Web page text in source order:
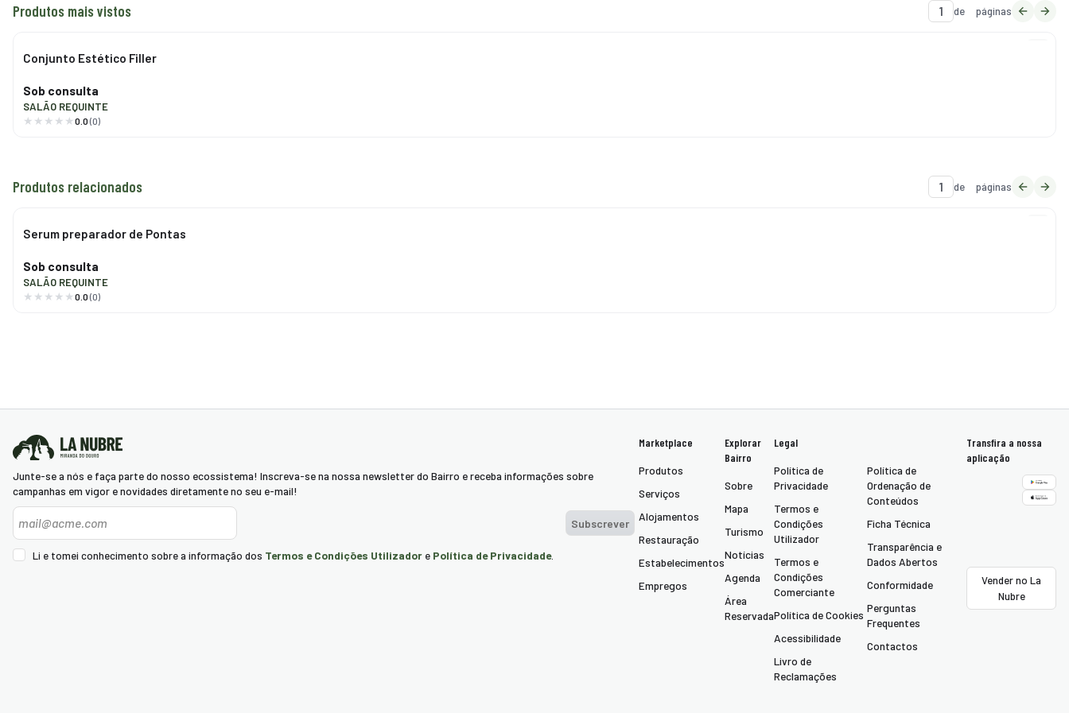
Produtos mais vistos de páginas
Conjunto Estético Filler
Sob consulta
SALÃO REQUINTE
0.0 (0)
Produtos relacionados de páginas
Serum preparador de Pontas
Sob consulta
SALÃO REQUINTE
0.0 (0)
Junte-se a nós e faça parte do nosso ecossistema! Inscreva-se na nossa newsletter do Bairro e receba informações sobre
campanhas em vigor e novidades diretamente no seu e-mail!
Subscrever
Li e tomei conhecimento sobre a informação dos Termos e Condições Utilizador e Política de Privacidade.
Marketplace
Produtos
Serviços
Alojamentos
Restauração
Estabelecimentos
Empregos
Explorar
Bairro
Sobre
Mapa
Turismo
Notícias
Agenda
Área
Reservada
Legal
Política de
Privacidade
Termos e
Condições
Utilizador
Termos e
Condições
Comerciante
Política de Cookies
Acessibilidade
Livro de
Reclamações
Política de
Ordenação de
Conteúdos
Ficha Técnica
Transparência e
Dados Abertos
Conformidade
Perguntas
Frequentes
Contactos
Transfira a nossa
aplicação
Vender no La
Nubre